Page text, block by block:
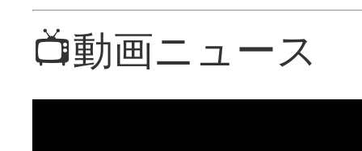
📺動画ニュース